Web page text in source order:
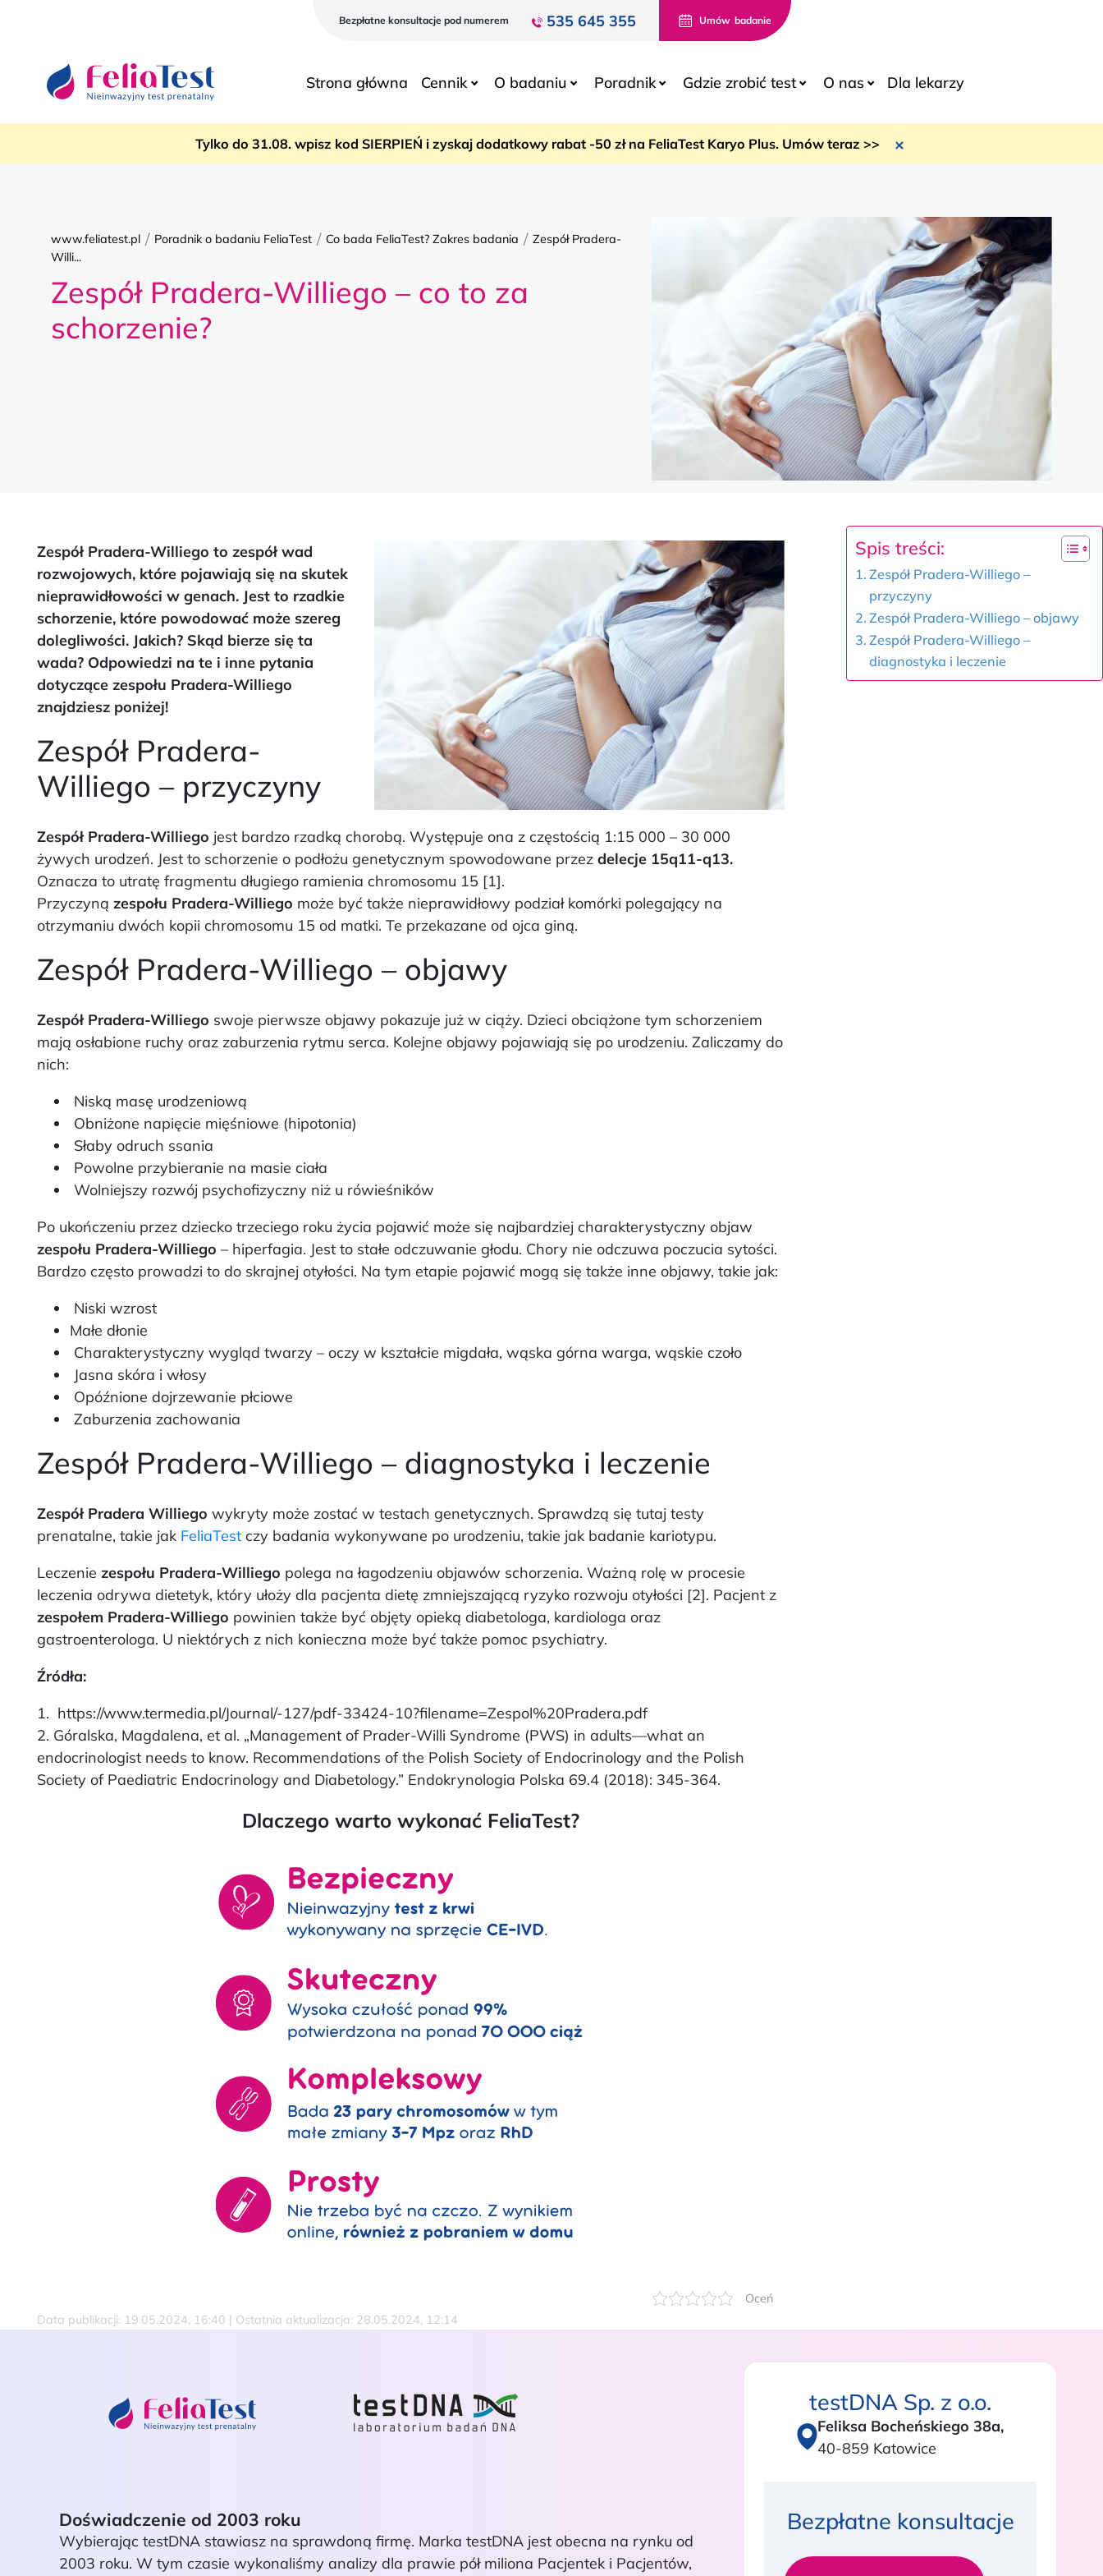
Bezpłatne konsultacje pod numerem 535 645 355 Umów badanie
Strona główna Cennik O badaniu Poradnik Gdzie zrobić test O nas Dla lekarzy
Tylko do 31.08. wpisz kod SIERPIEŃ i zyskaj dodatkowy rabat -50 zł na FeliaTest Karyo Plus. Umów teraz >>
www.feliatest.pl / Poradnik o badaniu FeliaTest / Co bada FeliaTest? Zakres badania / Zespół Pradera-
Willi...
Zespół Pradera-Williego – co to za
schorzenie?
Zespół Pradera-Williego to zespół wad
rozwojowych, które pojawiają się na skutek
nieprawidłowości w genach. Jest to rzadkie
schorzenie, które powodować może szereg
dolegliwości. Jakich? Skąd bierze się ta
wada? Odpowiedzi na te i inne pytania
dotyczące zespołu Pradera-Williego
znajdziesz poniżej!
Zespół Pradera-
Williego – przyczyny
Zespół Pradera-Williego jest bardzo rzadką chorobą. Występuje ona z częstością 1:15 000 – 30 000
żywych urodzeń. Jest to schorzenie o podłożu genetycznym spowodowane przez delecje 15q11-q13.
Oznacza to utratę fragmentu długiego ramienia chromosomu 15 [1].
Przyczyną zespołu Pradera-Williego może być także nieprawidłowy podział komórki polegający na
otrzymaniu dwóch kopii chromosomu 15 od matki. Te przekazane od ojca giną.
Zespół Pradera-Williego – objawy
Zespół Pradera-Williego swoje pierwsze objawy pokazuje już w ciąży. Dzieci obciążone tym schorzeniem
mają osłabione ruchy oraz zaburzenia rytmu serca. Kolejne objawy pojawiają się po urodzeniu. Zaliczamy do
nich:
Niską masę urodzeniową
Obniżone napięcie mięśniowe (hipotonia)
Słaby odruch ssania
Powolne przybieranie na masie ciała
Wolniejszy rozwój psychofizyczny niż u rówieśników
Po ukończeniu przez dziecko trzeciego roku życia pojawić może się najbardziej charakterystyczny objaw
zespołu Pradera-Williego – hiperfagia. Jest to stałe odczuwanie głodu. Chory nie odczuwa poczucia sytości.
Bardzo często prowadzi to do skrajnej otyłości. Na tym etapie pojawić mogą się także inne objawy, takie jak:
Niski wzrost
Małe dłonie
Charakterystyczny wygląd twarzy – oczy w kształcie migdała, wąska górna warga, wąskie czoło
Jasna skóra i włosy
Opóźnione dojrzewanie płciowe
Zaburzenia zachowania
Zespół Pradera-Williego – diagnostyka i leczenie
Zespół Pradera Williego wykryty może zostać w testach genetycznych. Sprawdzą się tutaj testy
prenatalne, takie jak FeliaTest czy badania wykonywane po urodzeniu, takie jak badanie kariotypu.
Leczenie zespołu Pradera-Williego polega na łagodzeniu objawów schorzenia. Ważną rolę w procesie
leczenia odrywa dietetyk, który ułoży dla pacjenta dietę zmniejszającą ryzyko rozwoju otyłości [2]. Pacjent z
zespołem Pradera-Williego powinien także być objęty opieką diabetologa, kardiologa oraz
gastroenterologa. U niektórych z nich konieczna może być także pomoc psychiatry.
Źródła:
1. https://www.termedia.pl/Journal/-127/pdf-33424-10?filename=Zespol%20Pradera.pdf
2. Góralska, Magdalena, et al. „Management of Prader-Willi Syndrome (PWS) in adults—what an
endocrinologist needs to know. Recommendations of the Polish Society of Endocrinology and the Polish
Society of Paediatric Endocrinology and Diabetology.” Endokrynologia Polska 69.4 (2018): 345-364.
Dlaczego warto wykonać FeliaTest?
Oceń
Data publikacji: 19.05.2024, 16:40 | Ostatnia aktualizacja: 28.05.2024, 12:14
Spis treści:
Zespół Pradera-Williego –
przyczyny
Zespół Pradera-Williego – objawy
Zespół Pradera-Williego –
diagnostyka i leczenie
Doświadczenie od 2003 roku
Wybierając testDNA stawiasz na sprawdoną firmę. Marka testDNA jest obecna na rynku od
2003 roku. W tym czasie wykonaliśmy analizy dla prawie pół miliona Pacjentek i Pacjentów,
testDNA Sp. z o.o.
Feliksa Bocheńskiego 38a,
40-859 Katowice
Bezpłatne konsultacje